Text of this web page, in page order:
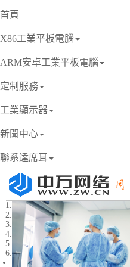
首頁
X86工業平板電腦
ARM安卓工業平板電腦
定制服務
工業顯示器
新聞中心
聯系達席耳
2
6
Previous